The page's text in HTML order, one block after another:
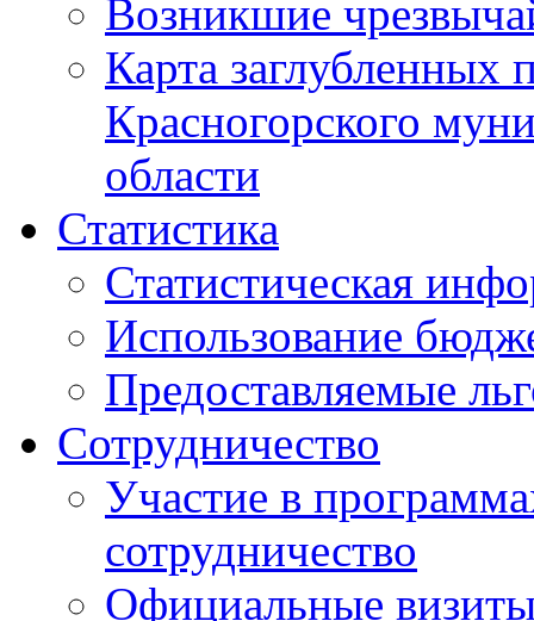
Возникшие
Карта
Красногорского
области
Статистика
Статистическая
Использование
Предоставляемые
Сотрудничество
Участие в
сотрудничество
Официальные